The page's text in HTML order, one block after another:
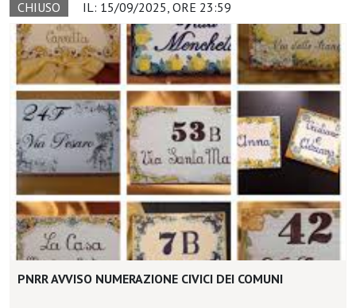
Investimento 2.3 “Competenze e capacità amministrativa”,
Sub-investimento 2.3.2 “Sviluppo delle capacità nella
pianificazione, organizzazione e formazione strategica della
forza lavoro” del PNRR
Con unadotazione complessiva di 100 milioni di euro,
l’iniziativa mira arafforzare concretamente la capacità
amministrativadelle amministrazioni locali, sostenendo il
processo di trasformazione organizzativa e digitalee
migliorando l’efficienza complessiva dei servizi pubblici.
CHIUSO IL: 15/09/2025, ORE 23:59
PNRR AVVISO NUMERAZIONE CIVICI DEI COMUNI